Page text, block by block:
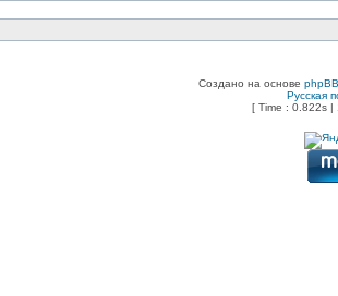
Создано на основе phpBB
Русская
[ Time : 0.822s |